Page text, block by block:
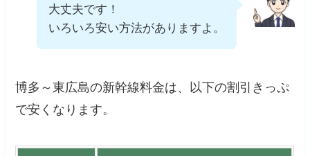
大丈夫です！
いろいろ安い方法がありますよ。
博多～東広島の新幹線料金は、以下の割引きっぷ
で安くなります。